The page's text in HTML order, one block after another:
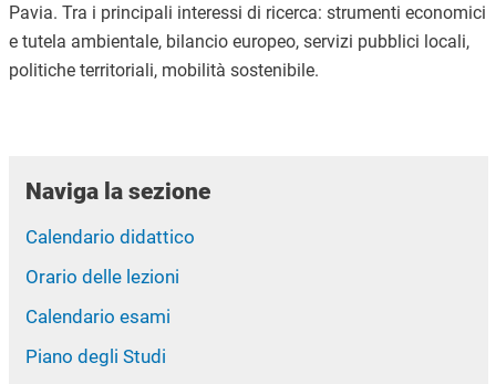
Pavia. Tra i principali interessi di ricerca: strumenti economici
e tutela ambientale, bilancio europeo, servizi pubblici locali,
politiche territoriali, mobilità sostenibile.
Naviga la sezione
Calendario didattico
Orario delle lezioni
Calendario esami
Piano degli Studi